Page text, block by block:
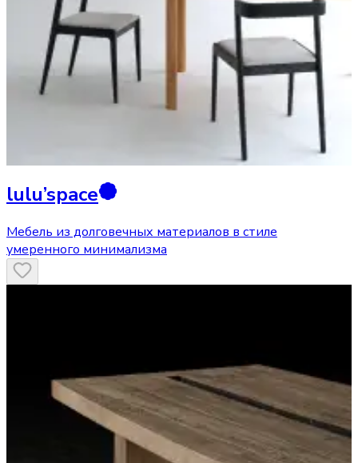
lulu’space
Мебель из долговечных материалов в стиле
умеренного минимализма